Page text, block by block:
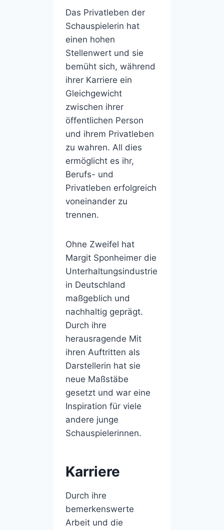
Das Privatleben der
Schauspielerin hat
einen hohen
Stellenwert und sie
bemüht sich, während
ihrer Karriere ein
Gleichgewicht
zwischen ihrer
öffentlichen Person
und ihrem Privatleben
zu wahren. All dies
ermöglicht es ihr,
Berufs- und
Privatleben erfolgreich
voneinander zu
trennen.
Ohne Zweifel hat
Margit Sponheimer die
Unterhaltungsindustrie
in Deutschland
maßgeblich und
nachhaltig geprägt.
Durch ihre
herausragende Mit
ihren Auftritten als
Darstellerin hat sie
neue Maßstäbe
gesetzt und war eine
Inspiration für viele
andere junge
Schauspielerinnen.
Karriere
Durch ihre
bemerkenswerte
Arbeit und die